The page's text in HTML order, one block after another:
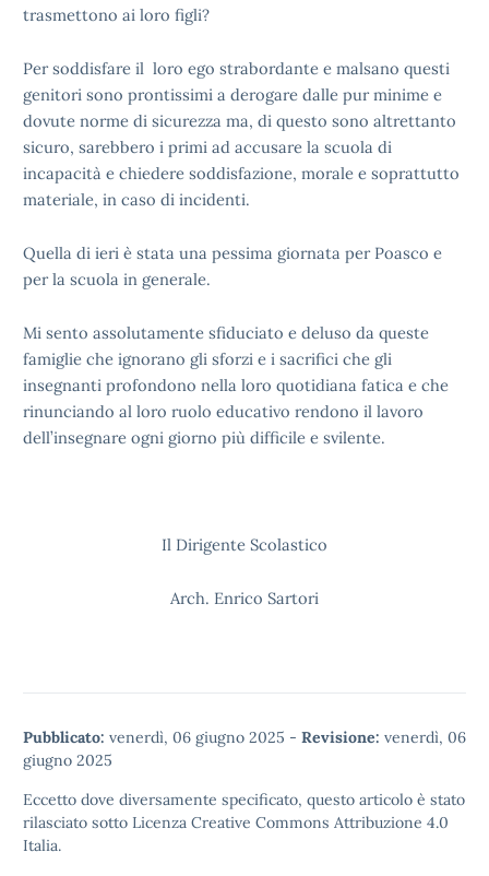
trasmettono ai loro figli?
Per soddisfare il loro ego strabordante e malsano questi
genitori sono prontissimi a derogare dalle pur minime e
dovute norme di sicurezza ma, di questo sono altrettanto
sicuro, sarebbero i primi ad accusare la scuola di
incapacità e chiedere soddisfazione, morale e soprattutto
materiale, in caso di incidenti.
Quella di ieri è stata una pessima giornata per Poasco e
per la scuola in generale.
Mi sento assolutamente sfiduciato e deluso da queste
famiglie che ignorano gli sforzi e i sacrifici che gli
insegnanti profondono nella loro quotidiana fatica e che
rinunciando al loro ruolo educativo rendono il lavoro
dell’insegnare ogni giorno più difficile e svilente.
Il Dirigente Scolastico
Arch. Enrico Sartori
Pubblicato: venerdì, 06 giugno 2025 - Revisione: venerdì, 06
giugno 2025
Eccetto dove diversamente specificato, questo articolo è stato
rilasciato sotto Licenza Creative Commons Attribuzione 4.0
Italia.